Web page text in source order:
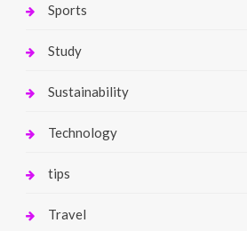
Sports
Study
Sustainability
Technology
tips
Travel